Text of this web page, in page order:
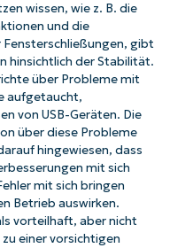
wissen, wie z. B. die
und die
gibt
hinsichtlich der Stabilität.
über Probleme mit
aufgetaucht,
von USB-Geräten. Die
über diese Probleme
hingewiesen, dass
mit sich
mit sich bringen
Betrieb auswirken.
vorteilhaft, aber nicht
einer vorsichtigen